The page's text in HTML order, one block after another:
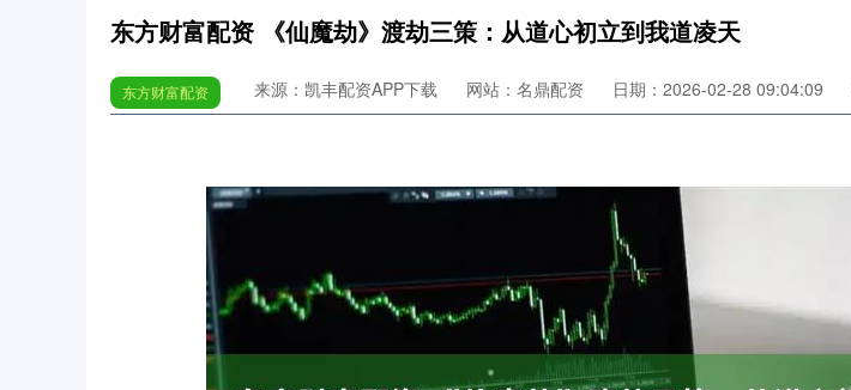
东方财富配资 《仙魔劫》渡劫三策：从道心初立到我道凌天
东方财富配资 来源：凯丰配资APP下载 网站：名鼎配资 日期：2026-02-28 09:04:09